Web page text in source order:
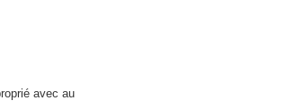
avec au